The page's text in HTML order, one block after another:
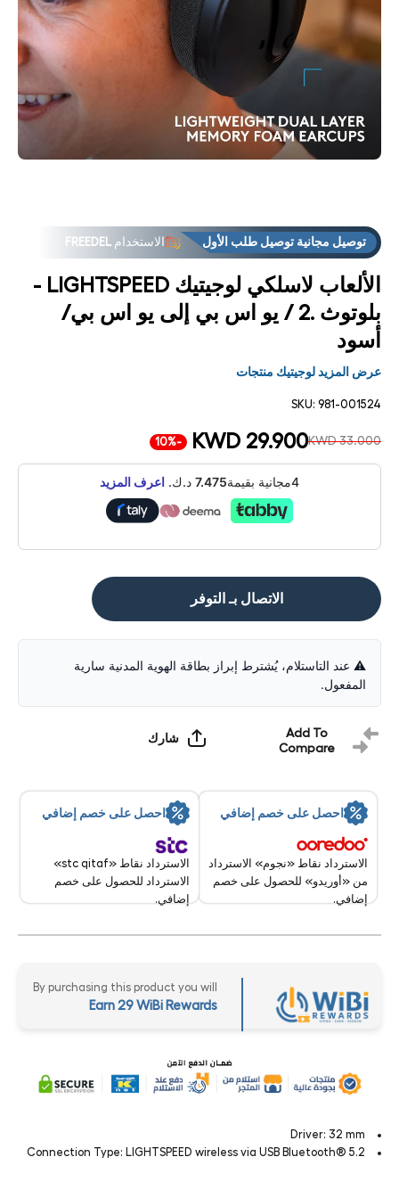
توصيل مجانية توصيل طلب الأول الاستخدام FREEDEL
الألعاب لاسلكي لوجيتيك LIGHTSPEED -
بلوتوث .2 / يو اس بي إلى يو اس بي/
أسود
عرض المزيد لوجيتيك منتجات
SKU: 981-001524
KWD 33.000
KWD 29.900
-10%
4مجانية بقيمة 7.475 د.ك. اعرف المزيد
الاتصال بـ التوفر
⚠️ عند التاستلام، يُشترط إبراز بطاقة الهوية المدنية سارية
المفعول.
Add To
Compare
شارك
احصل على خصم إضافي
الاسترداد نقاط «نجوم» الاسترداد
من «أوريدو» للحصول على خصم
إضافي.
احصل على خصم إضافي
الاسترداد نقاط «stc qitaf»
الاسترداد للحصول على خصم
إضافي.
By purchasing this product you will
Earn 29 WiBi Rewards
Driver: 32 mm
Connection Type: LIGHTSPEED wireless via USB Bluetooth® 5.2